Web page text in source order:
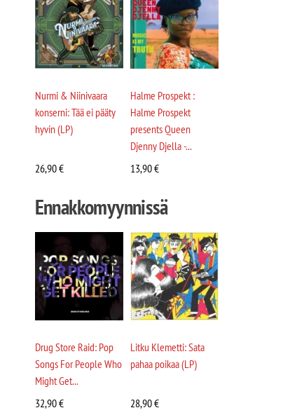
Nurmi & Niinivaara
konserni: Tää ei pääty
hyvin (LP)
26,90€
Halme Prospekt :
Halme Prospekt
presents Queen
Djenny Djella -...
13,90€
Ennakkomyynnissä
Drug Store Raid: Pop
Songs For People Who
Might Get...
32,90€
Litku Klemetti: Sata
pahaa poikaa (LP)
28,90€